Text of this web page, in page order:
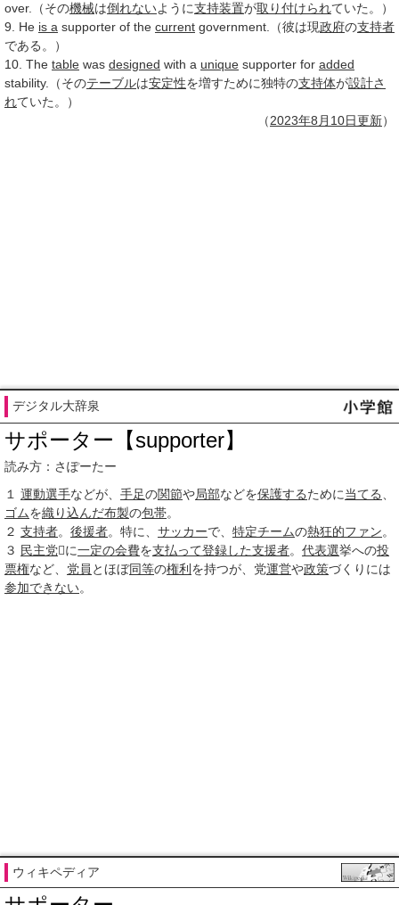
over.（その機械は倒れないように支持装置が取り付けられていた。）
9. He is a supporter of the current government.（彼は現政府の支持者
である。）
10. The table was designed with a unique supporter for added
stability.（そのテーブルは安定性を増すために独特の支持体が設計さ
れていた。）
（2023年8月10日更新）
デジタル大辞泉
サポーター【supporter】
読み方：さぽーたー
１
運動選手などが、 手足の関節や局部などを保護するために当てる
ゴムを織り込んだ布製の包帯。
２ 支持者。 後援者。特に、 サッカーで、 特定チームの熱狂的ファン。
３ 民主党に一定の会費を支払って登録した支援者。 代表選挙への投
票権など、 党員 とほぼ同等の権利 を持つが、党運営や政策づくりには
参加できない。
ウィキペディア